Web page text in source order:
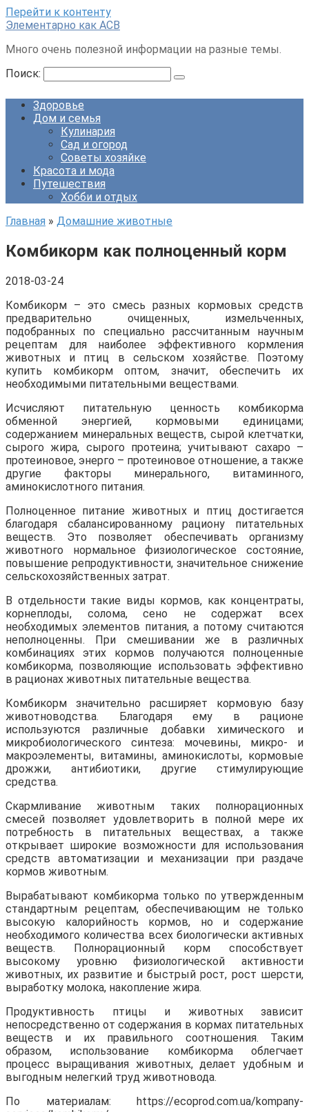
Перейти к контенту
Элементарно как ACB
Много очень полезной информации на разные темы.
Поиск:
Здоровье
Дом и семья
Кулинария
Сад и огород
Советы хозяйке
Красота и мода
Путешествия
Хобби и отдых
Главная » Домашние животные
Комбикорм как полноценный корм
2018-03-24
Комбикорм – это смесь разных кормовых средств
предварительно очищенных, измельченных,
подобранных по специально рассчитанным научным
рецептам для наиболее эффективного кормления
животных и птиц в сельском хозяйстве. Поэтому
купить комбикорм оптом, значит, обеспечить их
необходимыми питательными веществами.
Исчисляют питательную ценность комбикорма
обменной энергией, кормовыми единицами;
содержанием минеральных веществ, сырой клетчатки,
сырого жира, сырого протеина; учитывают сахаро –
протеиновое, энерго – протеиновое отношение, а также
другие факторы минерального, витаминного,
аминокислотного питания.
Полноценное питание животных и птиц достигается
благодаря сбалансированному рациону питательных
веществ. Это позволяет обеспечивать организму
животного нормальное физиологическое состояние,
повышение репродуктивности, значительное снижение
сельскохозяйственных затрат.
В отдельности такие виды кормов, как концентраты,
корнеплоды, солома, сено не содержат всех
необходимых элементов питания, а потому считаются
неполноценны. При смешивании же в различных
комбинациях этих кормов получаются полноценные
комбикорма, позволяющие использовать эффективно
в рационах животных питательные вещества.
Комбикорм значительно расширяет кормовую базу
животноводства. Благодаря ему в рационе
используются различные добавки химического и
микробиологического синтеза: мочевины, микро- и
макроэлементы, витамины, аминокислоты, кормовые
дрожжи, антибиотики, другие стимулирующие
средства.
Скармливание животным таких полнорационных
смесей позволяет удовлетворить в полной мере их
потребность в питательных веществах, а также
открывает широкие возможности для использования
средств автоматизации и механизации при раздаче
кормов животным.
Вырабатывают комбикорма только по утвержденным
стандартным рецептам, обеспечивающим не только
высокую калорийность кормов, но и содержание
необходимого количества всех биологически активных
веществ. Полнорационный корм способствует
высокому уровню физиологической активности
животных, их развитие и быстрый рост, рост шерсти,
выработку молока, накопление жира.
Продуктивность птицы и животных зависит
непосредственно от содержания в кормах питательных
веществ и их правильного соотношения. Таким
образом, использование комбикорма облегчает
процесс выращивания животных, делает удобным и
выгодным нелегкий труд животновода.
По материалам: https://ecoprod.com.ua/kompany-